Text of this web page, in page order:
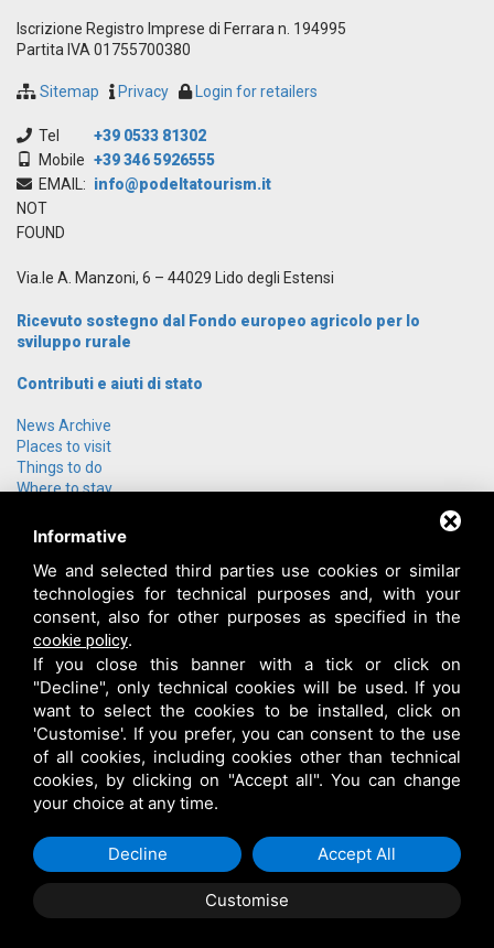
Iscrizione Registro Imprese di Ferrara n. 194995
Partita IVA 01755700380
Sitemap Privacy Login for retailers
Tel
+39 0533 81302
Mobile +39 346 5926555
EMAIL:
NOT
FOUND
info@podeltatourism.it
Via.le A. Manzoni, 6 – 44029 Lido degli Estensi
Ricevuto sostegno dal Fondo europeo agricolo per lo
sviluppo rurale
Contributi e aiuti di stato
News Archive
Places to visit
Things to do
Where to stay
How to get here
Contact us
Login
Informative
We and selected third parties use cookies or similar
technologies for technical purposes and, with your
consent, also for other purposes as specified in the
cookie policy.
If you close this banner with a tick or click on
"Decline", only technical cookies will be used. If you
want to select the cookies to be installed, click on
'Customise'. If you prefer, you can consent to the use
of all cookies, including cookies other than technical
cookies, by clicking on "Accept all". You can change
your choice at any time.
Customise
Decline Accept All